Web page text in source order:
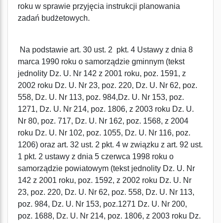
roku w sprawie przyjęcia instrukcji planowania
zadań budżetowych.
Na podstawie art. 30 ust. 2 pkt. 4 Ustawy z dnia 8
marca 1990 roku o samorządzie gminnym (tekst
jednolity Dz. U. Nr 142 z 2001 roku, poz. 1591, z
2002 roku Dz. U. Nr 23, poz. 220, Dz. U. Nr 62, poz.
558, Dz. U. Nr 113, poz. 984,Dz. U. Nr 153, poz.
1271, Dz. U. Nr 214, poz. 1806, z 2003 roku Dz. U.
Nr 80, poz. 717, Dz. U. Nr 162, poz. 1568, z 2004
roku Dz. U. Nr 102, poz. 1055, Dz. U. Nr 116, poz.
1206) oraz art. 32 ust. 2 pkt. 4 w związku z art. 92 ust.
1 pkt. 2 ustawy z dnia 5 czerwca 1998 roku o
samorządzie powiatowym (tekst jednolity Dz. U. Nr
142 z 2001 roku, poz. 1592, z 2002 roku Dz. U. Nr
23, poz. 220, Dz. U. Nr 62, poz. 558, Dz. U. Nr 113,
poz. 984, Dz. U. Nr 153, poz.1271 Dz. U. Nr 200,
poz. 1688, Dz. U. Nr 214, poz. 1806, z 2003 roku Dz.